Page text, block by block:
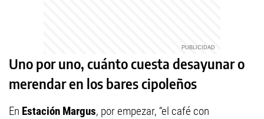
Uno por uno, cuánto cuesta desayunar o
merendar en los bares cipoleños
En Estación Margus, por empezar, “el café con